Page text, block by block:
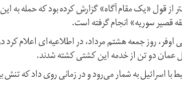
از قول «یک مقام آگاه» گزارش کرده بود که حمله به
قصیر سوریه» انجام گرفته است.
اوفر، روز جمعه هشتم مرداد، در اطلاعیه‌ای اعلام کرد
دو تن از خدمه این کشتی کشته شدند.
اسرائیل به شمار می‌رود و در زمانی روی داد که تنش